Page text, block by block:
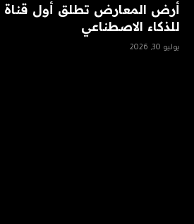
للذكاء الاصطناعي
يوليو 30, 2026